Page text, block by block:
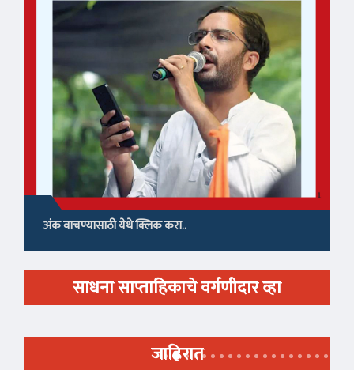
अंक वाचण्यासाठी येथे क्लिक करा..
साधना साप्ताहिकाचे वर्गणीदार व्हा
जाहिरात